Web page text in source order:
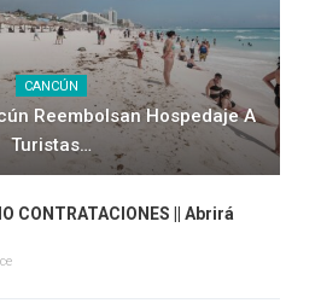
CANCÚN
Reembolsan Hospedaje A
Turistas…
CONTRATACIONES || Abrirá